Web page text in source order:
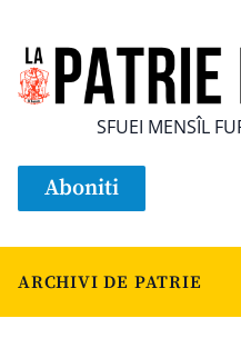
SFUEI MENSÎL
Aboniti
ARCHIVI DE PATRIE